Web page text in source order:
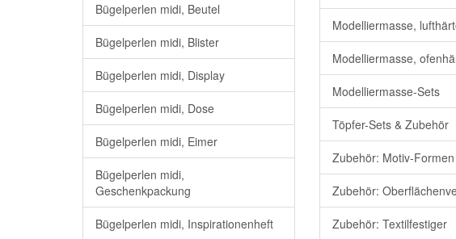
Bügelperlen midi, Beutel
Bügelperlen midi, Blister
Bügelperlen midi, Display
Bügelperlen midi, Dose
Bügelperlen midi, Eimer
Bügelperlen midi,
Geschenkpackung
Bügelperlen midi, Inspirationenheft
Modelliermasse,
Modelliermasse,
Modelliermasse-Sets
Töpfer-Sets & Zubehör
Zubehör: Motiv-Formen
Zubehör:
Zubehör: Textilfestiger